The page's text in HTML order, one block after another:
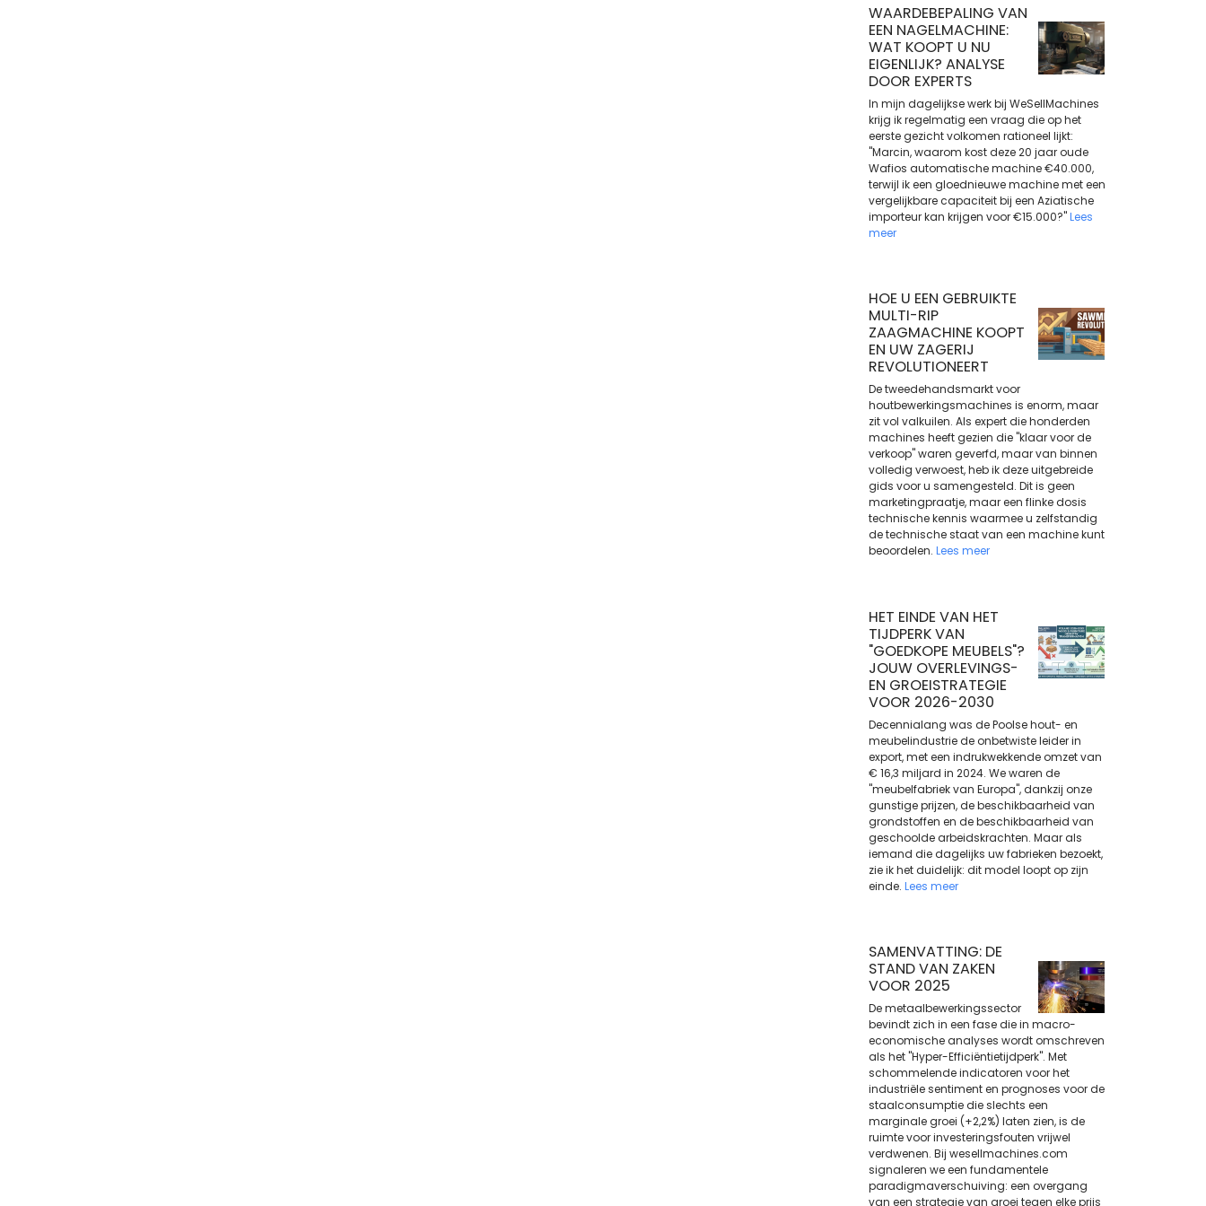
WAARDEBEPALING VAN
EEN NAGELMACHINE:
WAT KOOPT U NU
EIGENLIJK? ANALYSE
DOOR EXPERTS
In mijn dagelijkse werk bij WeSellMachines
krijg ik regelmatig een vraag die op het
eerste gezicht volkomen rationeel lijkt:
"Marcin, waarom kost deze 20 jaar oude
Wafios automatische machine €40.000,
terwijl ik een gloednieuwe machine met een
vergelijkbare capaciteit bij een Aziatische
importeur kan krijgen voor €15.000?"Lees
meer
HOE U EEN GEBRUIKTE
MULTI-RIP
ZAAGMACHINE KOOPT
EN UW ZAGERIJ
REVOLUTIONEERT
De tweedehandsmarkt voor
houtbewerkingsmachines is enorm, maar
zit vol valkuilen. Als expert die honderden
machines heeft gezien die "klaar voor de
verkoop" waren geverfd, maar van binnen
volledig verwoest, heb ik deze uitgebreide
gids voor u samengesteld. Dit is geen
marketingpraatje, maar een flinke dosis
technische kennis waarmee u zelfstandig
de technische staat van een machine kunt
beoordelen. Lees meer
HET EINDE VAN HET
TIJDPERK VAN
"GOEDKOPE MEUBELS"?
JOUW OVERLEVINGS-
EN GROEISTRATEGIE
VOOR 2026-2030
Decennialang was de Poolse hout- en
meubelindustrie de onbetwiste leider in
export, met een indrukwekkende omzet van
€ 16,3 miljard in 2024. We waren de
"meubelfabriek van Europa", dankzij onze
gunstige prijzen, de beschikbaarheid van
grondstoffen en de beschikbaarheid van
geschoolde arbeidskrachten. Maar als
iemand die dagelijks uw fabrieken bezoekt,
zie ik het duidelijk: dit model loopt op zijn
einde. Lees meer
SAMENVATTING: DE
STAND VAN ZAKEN
VOOR 2025
De metaalbewerkingssector
bevindt zich in een fase die in macro-
economische analyses wordt omschreven
als het "Hyper-Efficiëntietijdperk". Met
schommelende indicatoren voor het
industriële sentiment en prognoses voor de
staalconsumptie die slechts een
marginale groei (+2,2%) laten zien, is de
ruimte voor investeringsfouten vrijwel
verdwenen. Bij wesellmachines.com
signaleren we een fundamentele
paradigmaverschuiving: een overgang
van een strategie van groei tegen elke prijs